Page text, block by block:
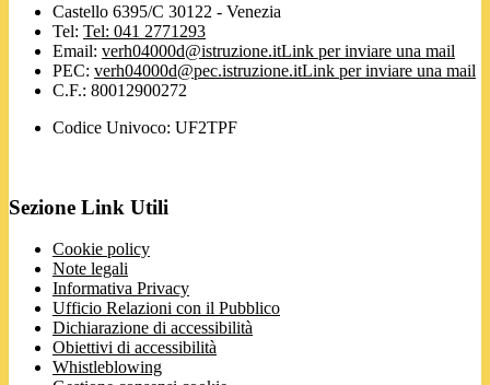
Castello 6395/C 30122 - Venezia
Tel: Tel: 041 2771293
Email: verh04000d@istruzione.itLink per inviare una mail
PEC: verh04000d@pec.istruzione.itLink per inviare una mail
C.F.: 80012900272
Codice Univoco: UF2TPF
Sezione Link Utili
Cookie policy
Note legali
Informativa Privacy
Ufficio Relazioni con il Pubblico
Dichiarazione di accessibilità
Obiettivi di accessibilità
Whistleblowing